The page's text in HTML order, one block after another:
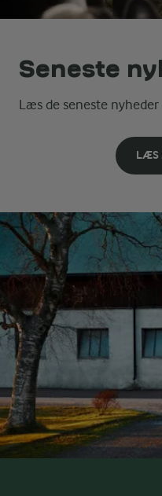
Seneste
Læs de seneste
LÆS